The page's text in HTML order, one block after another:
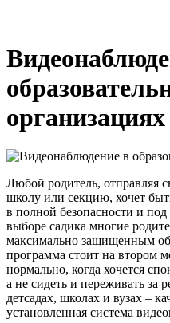
организациях
Любой родитель, отправляя
школу или секцию, хочет
в полной безопасности и
выборе садика многие
максимально защищенным
программа стоит на втором
нормально, когда хочется
а не сидеть и переживать за
детсадах, школах и вузах –
установленная система